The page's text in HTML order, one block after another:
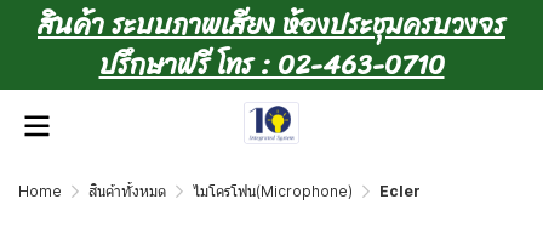
สินค้า ระบบภาพเสียง ห้องประชุมครบวงจร
ปรึกษาฟรี โทร : 02-463-0710
Home สินค้าทั้งหมด ไมโครโฟน(Microphone) Ecler